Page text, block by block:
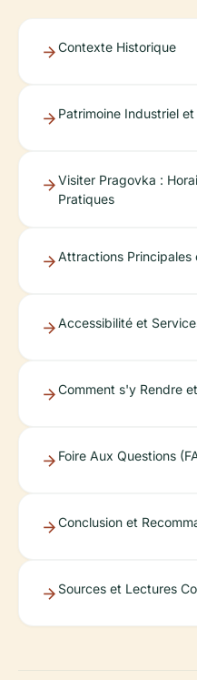
Contexte Historique
Patrimoine Industriel
Visiter Pragovka :
Pratiques
Attractions Principales
Accessibilité et
Comment s'y Rendre
Foire Aux Questions
Conclusion et
Sources et Lectures